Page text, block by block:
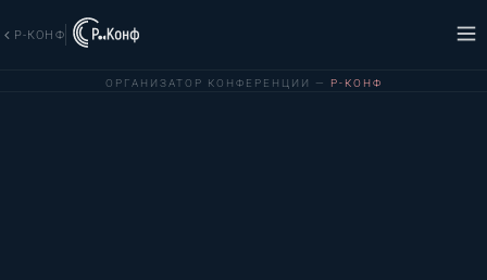
Р-КОНФ
ОРГАНИЗАТОР КОНФЕРЕНЦИИ — Р-КОНФ